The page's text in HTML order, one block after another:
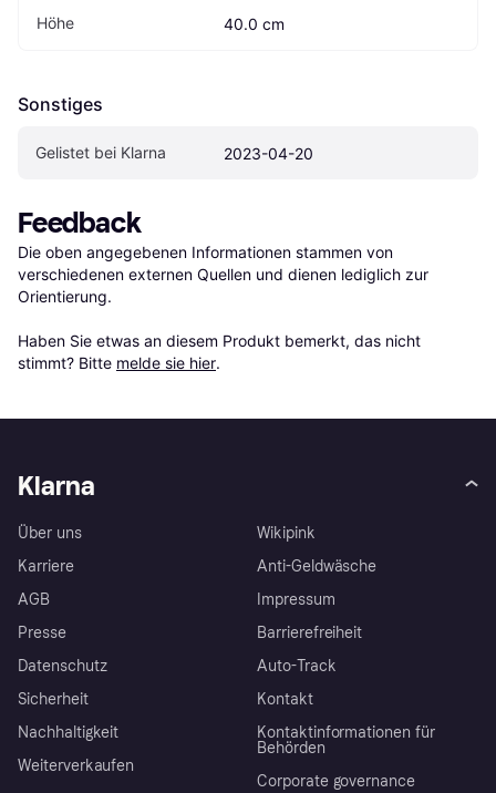
Höhe 40.0 cm
Sonstiges
Gelistet bei Klarna 2023-04-20
Feedback
Die oben angegebenen Informationen stammen von
verschiedenen externen Quellen und dienen lediglich zur
Orientierung.
Haben Sie etwas an diesem Produkt bemerkt, das nicht
stimmt? Bitte melde sie hier.
Klarna
Über uns
Karriere
AGB
Presse
Datenschutz
Sicherheit
Nachhaltigkeit
Weiterverkaufen
Wikipink
Anti-Geldwäsche
Impressum
Barrierefreiheit
Auto-Track
Kontakt
Kontaktinformationen für
Behörden
Corporate governance